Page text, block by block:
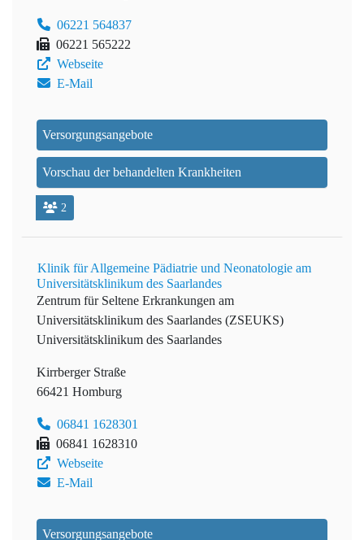
06221 564837
06221 565222
Webseite
E-Mail
Versorgungsangebote
Vorschau der behandelten Krankheiten
2
Klinik für Allgemeine Pädiatrie und Neonatologie am
Universitätsklinikum des Saarlandes
Zentrum für Seltene Erkrankungen am
Universitätsklinikum des Saarlandes (ZSEUKS)
Universitätsklinikum des Saarlandes
Kirrberger Straße
66421 Homburg
06841 1628301
06841 1628310
Webseite
E-Mail
Versorgungsangebote